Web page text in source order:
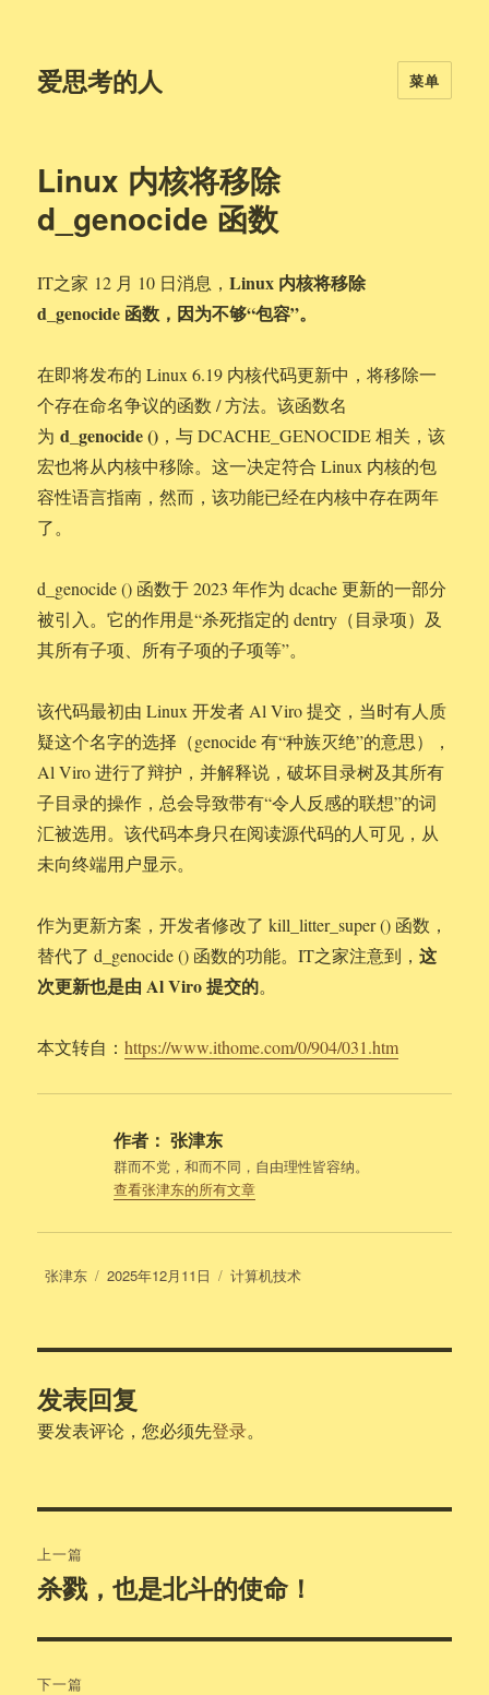
爱思考的人 菜单
Linux 内核将移除
d_genocide 函数
IT之家 12 月 10 日消息，Linux 内核将移除
d_genocide 函数，因为不够“包容”。
在即将发布的 Linux 6.19 内核代码更新中，将移除一
个存在命名争议的函数 / 方法。该函数名
为d_genocide () ，与 DCACHE_GENOCIDE 相关，该
宏也将从内核中移除。这一决定符合 Linux 内核的包
容性语言指南，然而，该功能已经在内核中存在两年
了。
d_genocide () 函数于 2023 年作为 dcache 更新的一部分
被引入。它的作用是“杀死指定的 dentry（目录项）及
其所有子项、所有子项的子项等”。
该代码最初由 Linux 开发者 Al Viro 提交，当时有人质
疑这个名字的选择（genocide 有“种族灭绝”的意思），
Al Viro 进行了辩护，并解释说，破坏目录树及其所有
子目录的操作，总会导致带有“令人反感的联想”的词
汇被选用。该代码本身只在阅读源代码的人可见，从
未向终端用户显示。
作为更新方案，开发者修改了 kill_litter_super () 函数，
替代了 d_genocide () 函数的功能。IT之家注意到，这
次更新也是由 Al Viro 提交的。
本文转自：https://www.ithome.com/0/904/031.htm
作者： 张津东
群而不党，和而不同，自由理性皆容纳。
查看张津东的所有文章
作
张津东
发
2025年12月11日
分
计算机技术
发表回复
要发表评论，您必须先登录。
章
航
上一篇
上
文
章：
杀戮，也是北斗的使命！
下一篇